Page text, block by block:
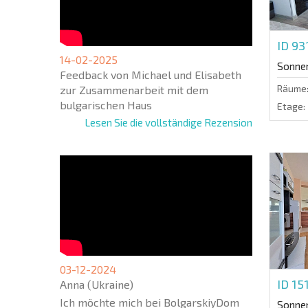
14-02-2025
Feedback von Michael und Elisabeth
zur Zusammenarbeit mit dem
bulgarischen Haus
Lesen Sie die vollständige Rezension
03-12-2024
Anna (Ukraine)
Ich möchte mich bei BolgarskiyDom
ID
Räume:
Etage:
ID